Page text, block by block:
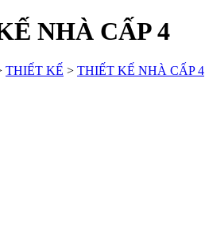
NHÀ CẤP 4
THIẾT KẾ > THIẾT KẾ NHÀ CẤP 4